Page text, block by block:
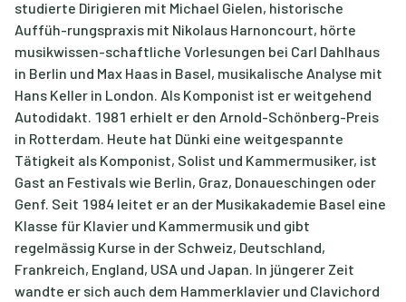
studierte Dirigieren mit Michael Gielen, historische
Auffüh-rungspraxis mit Nikolaus Harnoncourt, hörte
musikwissen-schaftliche Vorlesungen bei Carl Dahlhaus
in Berlin und Max Haas in Basel, musikalische Analyse mit
Hans Keller in London. Als Komponist ist er weitgehend
Autodidakt. 1981 erhielt er den Arnold-Schönberg-Preis
in Rotterdam. Heute hat Dünki eine weitgespannte
Tätigkeit als Komponist, Solist und Kammermusiker, ist
Gast an Festivals wie Berlin, Graz, Donaueschingen oder
Genf. Seit 1984 leitet er an der Musikakademie Basel eine
Klasse für Klavier und Kammermusik und gibt
regelmässig Kurse in der Schweiz, Deutschland,
Frankreich, England, USA und Japan. In jüngerer Zeit
wandte er sich auch dem Hammerklavier und Clavichord